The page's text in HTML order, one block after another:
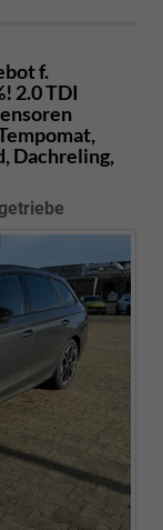
f.
2.0 TDI
Dachreling,